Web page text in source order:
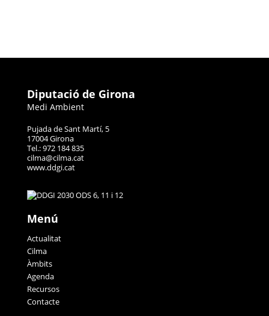
Diputació de Girona
Medi Ambient
Pujada de Sant Martí, 5
17004 Girona
Tel.: 972 184 835
cilma@cilma.cat
www.ddgi.cat
Menú
Actualitat
Cilma
Àmbits
Agenda
Recursos
Contacte